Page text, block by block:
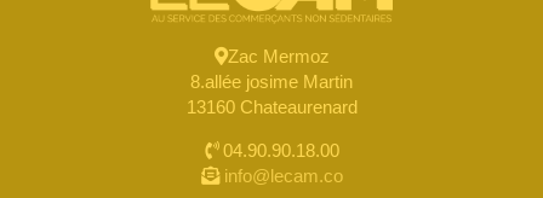
Zac Mermoz
8.allée josime Martin
13160 Chateaurenard
04.90.90.18.00
info@lecam.co